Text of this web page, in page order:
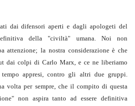
dai difensori aperti e dagli apologeti del
della "civiltà" umana. Noi non
attenzione; la nostra considerazione è che
dai colpi di Carlo Marx, e ce ne liberiamo
appresi, contro gli altri due gruppi.
volta per sempre, che il compito di questa
non aspira tanto ad essere definitiva